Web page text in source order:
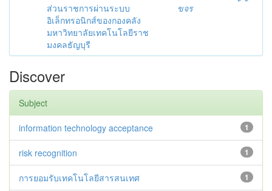
ส่วนราชการผ่านระบบ
อิเล็กทรอนิกส์ของกองคลัง
มหาวิทยาลัยเทคโนโลยีราช
มงคลธัญบุรี
ขจร
Discover
Subject
1
information technology acceptance
1
risk recognition
1
การยอมรับเทคโนโลยีสารสนเทศ